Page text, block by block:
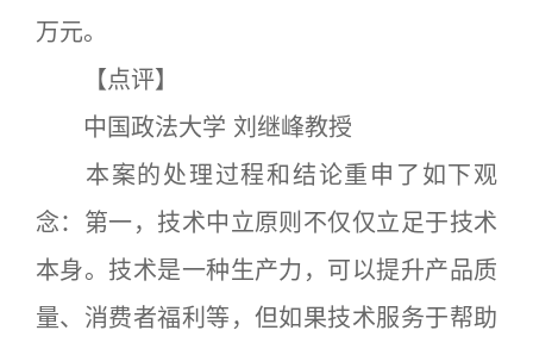
万元。
【点评】
中国政法大学 刘继峰教授
本案的处理过程和结论重申了如下观
念：第一，技术中立原则不仅仅立足于技术
本身。技术是一种生产力，可以提升产品质
量、消费者福利等，但如果技术服务于帮助